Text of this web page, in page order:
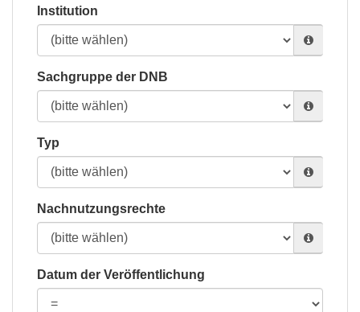
Institution
Sachgruppe der DNB
Typ
Nachnutzungsrechte
Datum der Veröffentlichung